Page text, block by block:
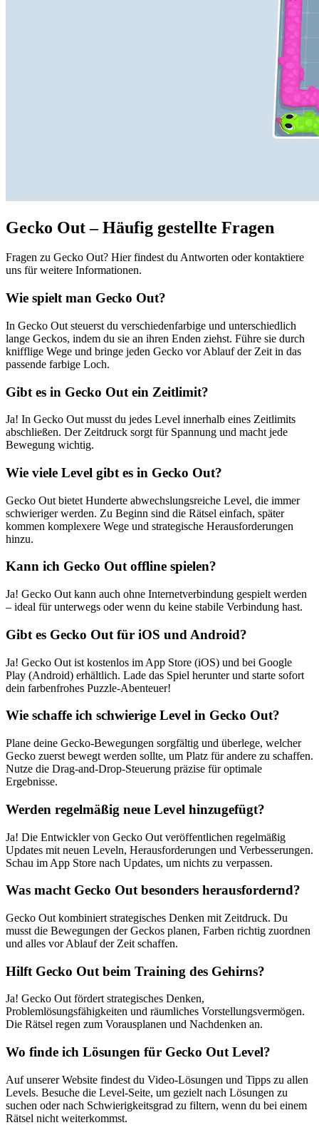
Gecko Out – Häufig gestellte Fragen
Fragen zu Gecko Out? Hier findest du Antworten oder kontaktiere
uns für weitere Informationen.
Wie spielt man Gecko Out?
In Gecko Out steuerst du verschiedenfarbige und unterschiedlich
lange Geckos, indem du sie an ihren Enden ziehst. Führe sie durch
knifflige Wege und bringe jeden Gecko vor Ablauf der Zeit in das
passende farbige Loch.
Gibt es in Gecko Out ein Zeitlimit?
Ja! In Gecko Out musst du jedes Level innerhalb eines Zeitlimits
abschließen. Der Zeitdruck sorgt für Spannung und macht jede
Bewegung wichtig.
Wie viele Level gibt es in Gecko Out?
Gecko Out bietet Hunderte abwechslungsreiche Level, die immer
schwieriger werden. Zu Beginn sind die Rätsel einfach, später
kommen komplexere Wege und strategische Herausforderungen
hinzu.
Kann ich Gecko Out offline spielen?
Ja! Gecko Out kann auch ohne Internetverbindung gespielt werden
– ideal für unterwegs oder wenn du keine stabile Verbindung hast.
Gibt es Gecko Out für iOS und Android?
Ja! Gecko Out ist kostenlos im App Store (iOS) und bei Google
Play (Android) erhältlich. Lade das Spiel herunter und starte sofort
dein farbenfrohes Puzzle-Abenteuer!
Wie schaffe ich schwierige Level in Gecko Out?
Plane deine Gecko-Bewegungen sorgfältig und überlege, welcher
Gecko zuerst bewegt werden sollte, um Platz für andere zu schaffen.
Nutze die Drag-and-Drop-Steuerung präzise für optimale
Ergebnisse.
Werden regelmäßig neue Level hinzugefügt?
Ja! Die Entwickler von Gecko Out veröffentlichen regelmäßig
Updates mit neuen Leveln, Herausforderungen und Verbesserungen.
Schau im App Store nach Updates, um nichts zu verpassen.
Was macht Gecko Out besonders herausfordernd?
Gecko Out kombiniert strategisches Denken mit Zeitdruck. Du
musst die Bewegungen der Geckos planen, Farben richtig zuordnen
und alles vor Ablauf der Zeit schaffen.
Hilft Gecko Out beim Training des Gehirns?
Ja! Gecko Out fördert strategisches Denken,
Problemlösungsfähigkeiten und räumliches Vorstellungsvermögen.
Die Rätsel regen zum Vorausplanen und Nachdenken an.
Wo finde ich Lösungen für Gecko Out Level?
Auf unserer Website findest du Video-Lösungen und Tipps zu allen
Levels. Besuche die Level-Seite, um gezielt nach Lösungen zu
suchen oder nach Schwierigkeitsgrad zu filtern, wenn du bei einem
Rätsel nicht weiterkommst.